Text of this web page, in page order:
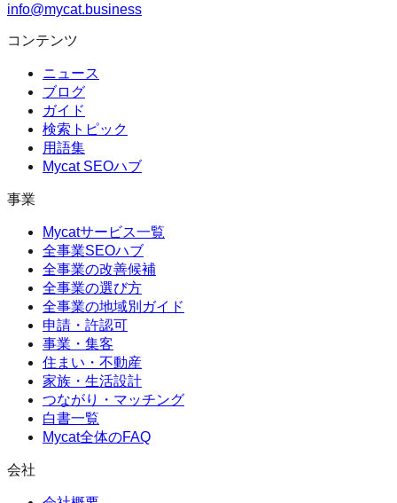
info@mycat.business
コンテンツ
ニュース
ブログ
ガイド
検索トピック
用語集
Mycat SEOハブ
事業
Mycatサービス一覧
全事業SEOハブ
全事業の改善候補
全事業の選び方
全事業の地域別ガイド
申請・許認可
事業・集客
住まい・不動産
家族・生活設計
つながり・マッチング
白書一覧
Mycat全体のFAQ
会社